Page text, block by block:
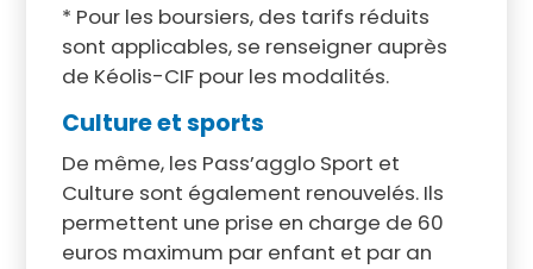
* Pour les boursiers, des tarifs réduits
sont applicables, se renseigner auprès
de Kéolis-CIF pour les modalités.
Culture et sports
De même, les Pass’agglo Sport et
Culture sont également renouvelés. Ils
permettent une prise en charge de 60
euros maximum par enfant et par an